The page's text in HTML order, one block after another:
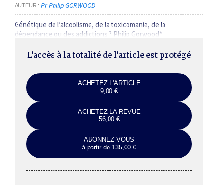
AUTEUR Pr Philip GORWOOD
Génétique de l’alcoolisme, de la toxicomanie, de la
dépendance ou des addictions ? Philip Gorwood*
L’accès à la totalité de l’article est protégé
ACHETEZ L'ARTICLE
9,00 €
ACHETEZ LA REVUE
56,00 €
ABONNEZ-VOUS
à partir de 135,00 €